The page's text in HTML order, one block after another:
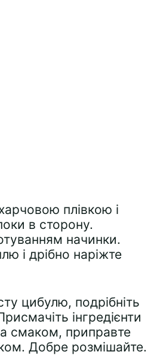
плівкою і
в сторону.
начинки.
і дрібно наріжте
цибулю, подрібніть
інгредієнти
смаком, приправте
Добре розмішайте.